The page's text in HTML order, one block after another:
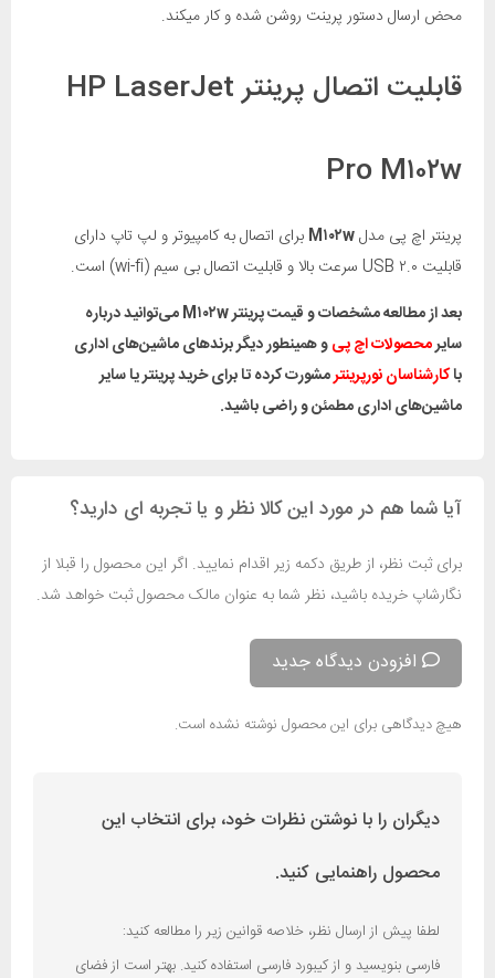
محض ارسال دستور پرینت روشن شده و کار میکند.
قابلیت اتصال پرینتر HP LaserJet
Pro M۱۰۲w
پرینتر اچ پی مدلM۱۰۲w برای اتصال به کامپیوتر و لپ تاپ دارای
قابلیت USB ۲.۰ سرعت بالا و قابلیت اتصال بی سیم (wi-fi) است.
بعد از مطالعه مشخصات و قیمت پرینتر M۱۰۲w می‌توانید درباره
سایرمحصولات اچ پیو همینطور دیگر برند‌های ماشین‌های اداری
باکارشناسان نورپرینترمشورت کرده تا برای خرید پرینتر یا سایر
ماشین‌های اداری مطمئن و راضی باشید.
آیا شما هم در مورد این کالا نظر و یا تجربه ای دارید؟
برای ثبت نظر، از طریق دکمه زیر اقدام نمایید. اگر این محصول را قبلا از
نگارشاپ خریده باشید، نظر شما به عنوان مالک محصول ثبت خواهد شد.
افزودن دیدگاه جدید
هیچ دیدگاهی برای این محصول نوشته نشده است.
دیگران را با نوشتن نظرات خود، برای انتخاب این
محصول راهنمایی کنید.
لطفا پیش از ارسال نظر، خلاصه قوانین زیر را مطالعه کنید:
فارسی بنویسید و از کیبورد فارسی استفاده کنید. بهتر است از فضای